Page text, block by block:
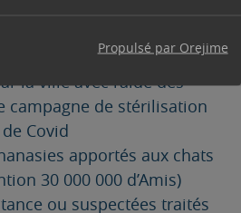
Propulsé par Orejime
de Tite Siam avaient en
félins. En 2025 la capture
la ville avec l’aide des
campagne de stérilisation
Covid
apportés aux chats
30 000 000 d’Amis)
ou suspectées traités